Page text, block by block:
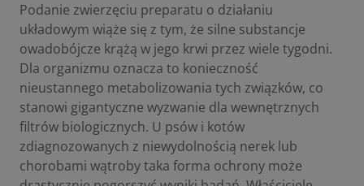
Podanie zwierzęciu preparatu o działaniu
układowym wiąże się z tym, że silne substancje
owadobójcze krążą w jego krwi przez wiele tygodni.
Dla organizmu oznacza to konieczność
nieustannego metabolizowania tych związków, co
stanowi gigantyczne wyzwanie dla wewnętrznych
filtrów biologicznych. U psów i kotów
zdiagnozowanych z niewydolnością nerek lub
chorobami wątroby taka forma ochrony może